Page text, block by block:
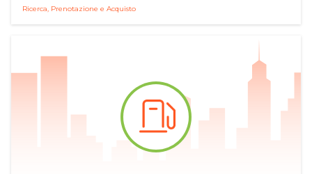
Ricerca, Prenotazione e Acquisto